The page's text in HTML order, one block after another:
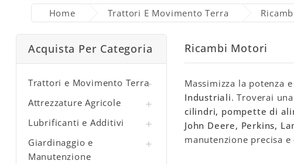
Home Trattori E Movimento Terra
Acquista Per Categoria
Trattori e Movimento Terra

Attrezzature Agricole 
Lubrificanti e Additivi 
Giardinaggio e
Manutenzione

Ricambi Motori
Massimizza la potenza
Industriali. Troverai
cilindri, pompette di
John Deere, Perkins,
manutenzione precisa